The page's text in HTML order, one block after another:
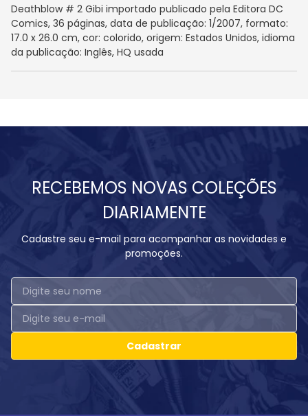
Deathblow # 2 Gibi importado publicado pela Editora DC
Comics, 36 páginas, data de publicação: 1/2007, formato:
17.0 x 26.0 cm, cor: colorido, origem: Estados Unidos, idioma
da publicação: Inglês, HQ usada
RECEBEMOS NOVAS COLEÇÕES
DIARIAMENTE
Cadastre seu e-mail para acompanhar as novidades e
promoções.
Cadastrar